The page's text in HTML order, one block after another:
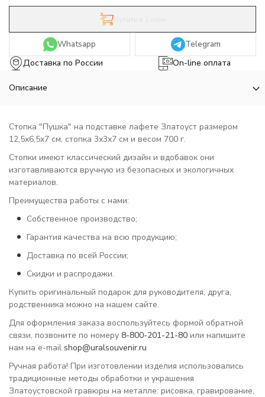
Whatsapp
Telegram
Доставка по России
On-line оплата
Описание
Стопка "Пушка" на подставке лафете Златоуст размером
12,5х6,5х7 см, стопка 3х3х7 см и весом 700 г.
Стопки имеют классический дизайн и вдобавок они
изготавливаются вручную из безопасных и экологичных
материалов.
Преимущества работы с нами:
Собственное производство;
Гарантия качества на всю продукцию;
Доставка по всей России;
Скидки и распродажи.
Купить оригинальный подарок для руководителя, друга,
родственника можно на нашем сайте.
Для оформления заказа воспользуйтесь формой обратной
связи, позвоните по номеру 8-800-201-21-80 или напишите
нам на e-mail shop@uralsouvenir.ru
Ручная работа! При изготовлении изделия использовались
традиционные методы обработки и украшения
Златоустовской гравюры на металле: рисовка, гравирование,